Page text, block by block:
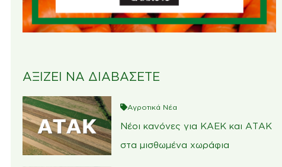
ΑΞΙΖΕΙ ΝΑ ΔΙΑΒΑΣΕΤΕ
Αγροτικά Νέα
Νέοι κανόνες για ΚΑΕΚ και ΑΤΑΚ
στα μισθωμένα χωράφια